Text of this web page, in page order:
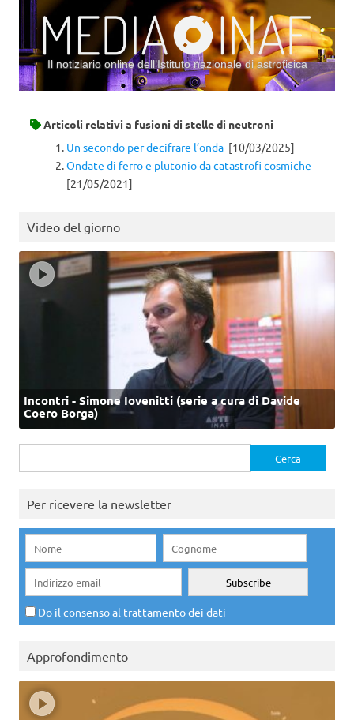
Il notiziario online dell’Istituto nazionale di astrofisica
Articoli relativi a fusioni di stelle di neutroni
Un secondo per decifrare l’onda [10/03/2025]
Ondate di ferro e plutonio da catastrofi cosmiche
[21/05/2021]
Video del giorno
Incontri - Simone Iovenitti (serie a cura di Davide
Coero Borga)
per:
Per ricevere la newsletter
Do il consenso al trattamento dei dati
Approfondimento